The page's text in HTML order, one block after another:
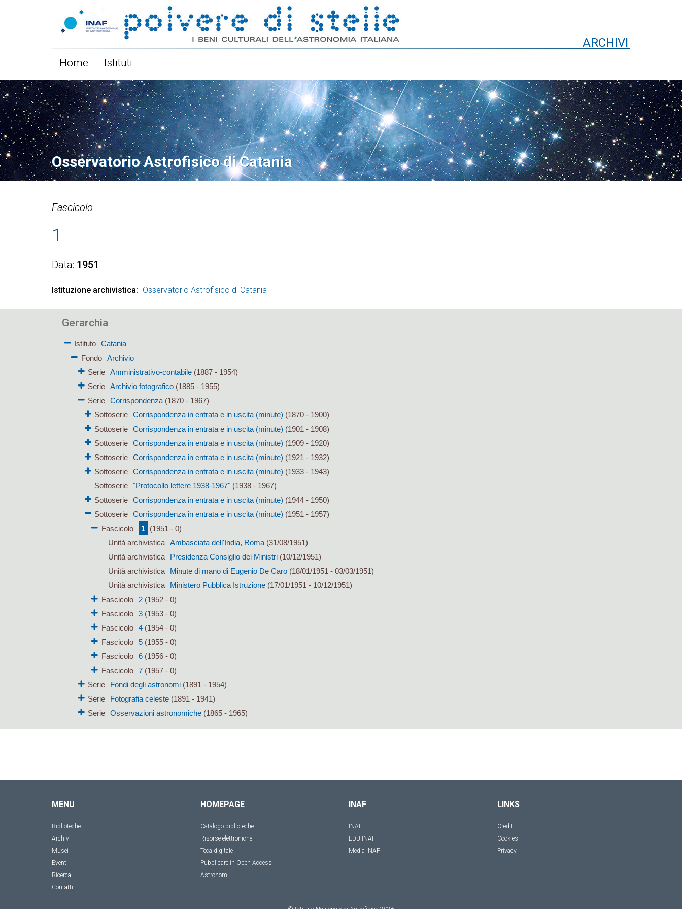
ARCHIVI
Home Istituti
Osservatorio Astrofisico di Catania
Fascicolo
1
Data 1951
Istituzione archivistica Osservatorio Astrofisico di Catania
Gerarchia
Istituto
Catania
Fondo
Archivio
Serie Amministrativo-contabile(1887 - 1954)
Serie Archivio fotografico(1885 - 1955)
Serie Corrispondenza(1870 - 1967)
Sottoserie
Corrispondenza in entrata e in uscita (minute) (1870 - 1900)
Sottoserie
Corrispondenza in entrata e in uscita (minute) (1901 - 1908)
Sottoserie
Corrispondenza in entrata e in uscita (minute) (1909 - 1920)
Sottoserie
Corrispondenza in entrata e in uscita (minute) (1921 - 1932)
Sottoserie
Corrispondenza in entrata e in uscita (minute) (1933 - 1943)
Sottoserie
"Protocollo lettere 1938-1967" (1938 - 1967)
Sottoserie
Corrispondenza in entrata e in uscita (minute) (1944 - 1950)
Sottoserie
Corrispondenza in entrata e in uscita (minute) (1951 - 1957)
Fascicolo
1
(1951 - 0)
Unità archivistica Ambasciata dell'India, Roma(31/08/1951)
Unità archivistica
Presidenza Consiglio dei Ministri(10/12/1951)
Unità archivistica
Minute di mano di Eugenio De Caro(18/01/1951 - 03/03/1951)
Unità archivistica
Ministero Pubblica Istruzione(17/01/1951 - 10/12/1951)
Fascicolo
2(1952 - 0)
Fascicolo
3(1953 - 0)
Fascicolo
4(1954 - 0)
Fascicolo
5(1955 - 0)
Fascicolo
6(1956 - 0)
Fascicolo
7(1957 - 0)
Serie
Fondi degli astronomi(1891 - 1954)
Serie
Fotografia celeste(1891 - 1941)
Serie Osservazioni astronomiche(1865 - 1965)
MENU
Biblioteche
Archivi
Musei
Eventi
Ricerca
Contatti
HOMEPAGE
Catalogo biblioteche
Risorse elettroniche
Teca digitale
Pubblicare in Open Access
Astronomi
INAF
INAF
EDU INAF
Media INAF
LINKS
Crediti
Cookies
Privacy